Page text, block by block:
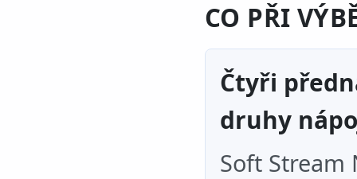
CO PŘI
Čtyři
druhy
Soft Stream